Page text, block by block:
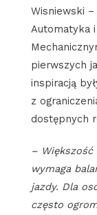
Wisniewski
Automatyka
pierwszych
inspiracją
z
dostępnych
–
wymaga
jazdy. Dla
często